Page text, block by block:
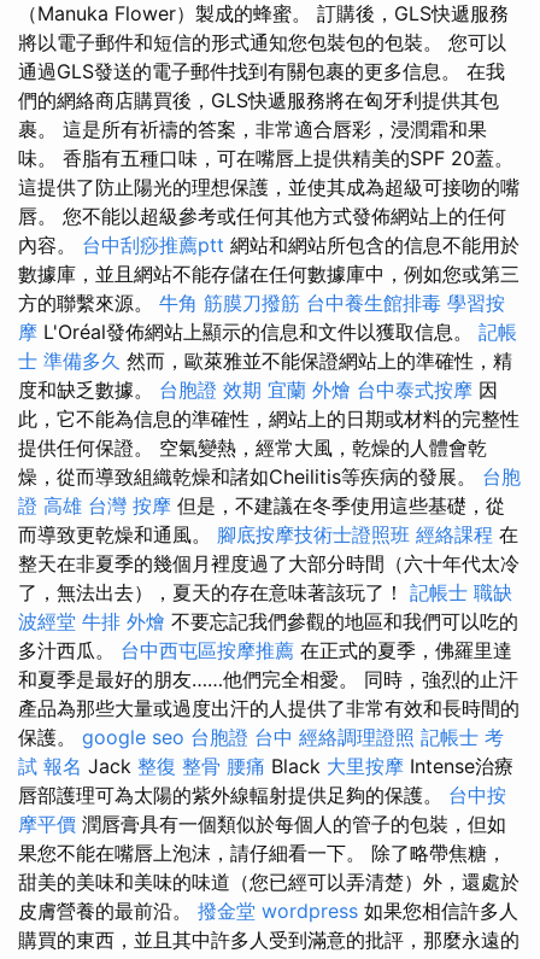
（Manuka Flower）製成的蜂蜜。 訂購後，GLS快遞服務
將以電子郵件和短信的形式通知您包裝包的包裝。 您可以
通過GLS發送的電子郵件找到有關包裹的更多信息。 在我
們的網絡商店購買後，GLS快遞服務將在匈牙利提供其包
裹。 這是所有祈禱的答案，非常適合唇彩，浸潤霜和果
味。 香脂有五種口味，可在嘴唇上提供精美的SPF 20蓋。
這提供了防止陽光的理想保護，並使其成為超級可接吻的嘴
唇。 您不能以超級參考或任何其他方式發佈網站上的任何
內容。 台中刮痧推薦ptt 網站和網站所包含的信息不能用於
數據庫，並且網站不能存儲在任何數據庫中，例如您或第三
方的聯繫來源。 牛角 筋膜刀撥筋 台中養生館排毒 學習按
摩 L'Oréal發佈網站上顯示的信息和文件以獲取信息。 記帳
士 準備多久 然而，歐萊雅並不能保證網站上的準確性，精
度和缺乏數據。 台胞證 效期 宜蘭 外燴 台中泰式按摩 因
此，它不能為信息的準確性，網站上的日期或材料的完整性
提供任何保證。 空氣變熱，經常大風，乾燥的人體會乾
燥，從而導致組織乾燥和諸如Cheilitis等疾病的發展。 台胞
證 高雄 台灣 按摩 但是，不建議在冬季使用這些基礎，從
而導致更乾燥和通風。 腳底按摩技術士證照班 經絡課程 在
整天在非夏季的幾個月裡度過了大部分時間（六十年代太冷
了，無法出去），夏天的存在意味著該玩了！ 記帳士 職缺
波經堂 牛排 外燴 不要忘記我們參觀的地區和我們可以吃的
多汁西瓜。 台中西屯區按摩推薦 在正式的夏季，佛羅里達
和夏季是最好的朋友……他們完全相愛。 同時，強烈的止汗
產品為那些大量或過度出汗的人提供了非常有效和長時間的
保護。 google seo 台胞證 台中 經絡調理證照 記帳士 考
試 報名 Jack 整復 整骨 腰痛 Black 大里按摩 Intense治療
唇部護理可為太陽的紫外線輻射提供足夠的保護。 台中按
摩平價 潤唇膏具有一個類似於每個人的管子的包裝，但如
果您不能在嘴唇上泡沫，請仔細看一下。 除了略帶焦糖，
甜美的美味和美味的味道（您已經可以弄清楚）外，還處於
皮膚營養的最前沿。 撥金堂 wordpress 如果您相信許多人
購買的東西，並且其中許多人受到滿意的批評，那麼永遠的